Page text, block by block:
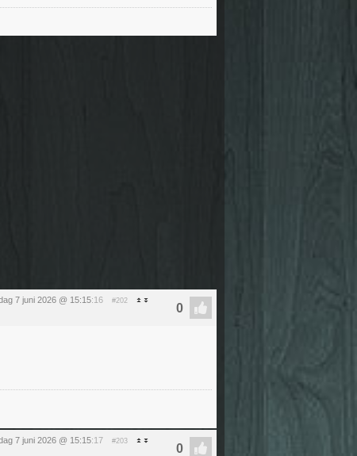
7 juni 2026 @ 15:15:16 #202
7 juni 2026 @ 15:15:17 #203